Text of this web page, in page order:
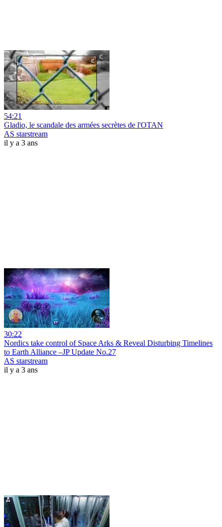
54:21
Gladio, le scandale des armées secrètes de l'OTAN
AS starstream
il y a 3 ans
30:22
Nordics take control of Space Arks & Reveal Disturbing Timelines
to Earth Alliance –JP Update No.27
AS starstream
il y a 3 ans